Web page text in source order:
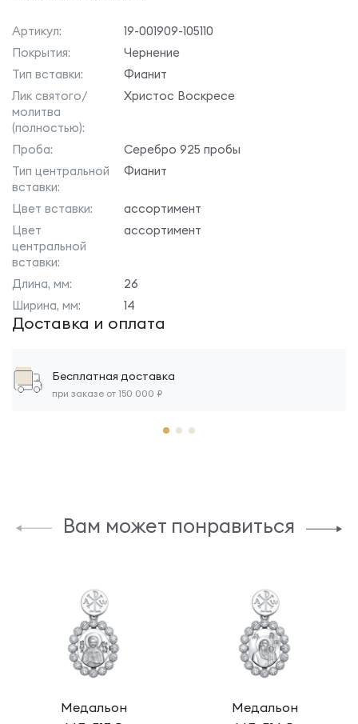
Артикул:
19-001909-105110
Покрытия:
Чернение
Тип вставки:
Фианит
Лик святого/
молитва
(полностью):
Христос Воскресе
Проба:
Серебро 925 пробы
Тип центральной
вставки:
Фианит
Цвет вставки:
ассортимент
Цвет
центральной
вставки:
ассортимент
Длина, мм:
26
Ширина, мм:
14
Доставка и оплата
Бесплатная доставка
при заказе от 150 000 ₽
Вам может понравиться
Медальон
Медальон